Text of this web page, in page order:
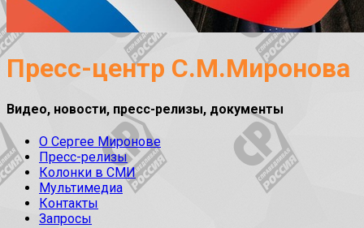
Пресс-центр С.М.Миронова
Видео, новости, пресс-релизы, документы
О Сергее Миронове
Пресс-релизы
Колонки в СМИ
Мультимедиа
Контакты
Запросы